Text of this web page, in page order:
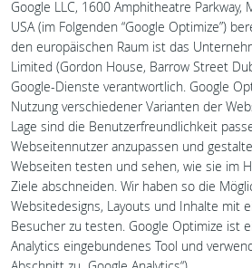
Google LLC, 1600 Amphitheatre Parkway,
USA (im Folgenden “Google Optimize”)
den europäischen Raum ist das
Limited (Gordon House, Barrow Street
Google-Dienste verantwortlich. Google
Nutzung verschiedener Varianten der
Lage sind die Benutzerfreundlichkeit
Webseitennutzer anzupassen und
Webseiten testen und sehen, wie sie im
Ziele abschneiden. Wir haben so die
Websitedesigns, Layouts und Inhalte mit
Besucher zu testen. Google Optimize ist
Analytics eingebundenes Tool und